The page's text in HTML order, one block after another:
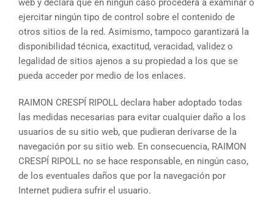
web y declara que en ningún caso procederá a examinar o
ejercitar ningún tipo de control sobre el contenido de
otros sitios de la red. Asimismo, tampoco garantizará la
disponibilidad técnica, exactitud, veracidad, validez o
legalidad de sitios ajenos a su propiedad a los que se
pueda acceder por medio de los enlaces.
RAIMON CRESPÍ RIPOLL declara haber adoptado todas
las medidas necesarias para evitar cualquier daño a los
usuarios de su sitio web, que pudieran derivarse de la
navegación por su sitio web. En consecuencia, RAIMON
CRESPÍ RIPOLL no se hace responsable, en ningún caso,
de los eventuales daños que por la navegación por
Internet pudiera sufrir el usuario.